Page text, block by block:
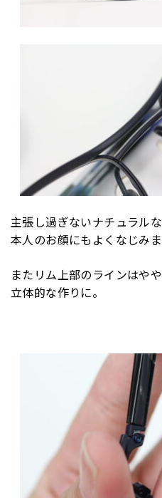
主張し過ぎないナチュラル
本人のお顔にもよくなじみま
またリム上部のラインはや
立体的な作りに。